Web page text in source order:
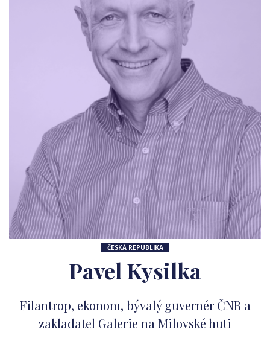
ČESKÁ REPUBLIKA
Pavel Kysilka
Filantrop, ekonom, bývalý guvernér ČNB a
zakladatel Galerie na Milovské huti